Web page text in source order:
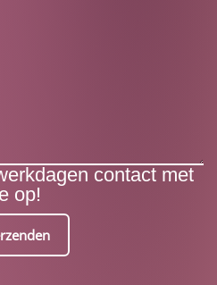
contact met
op!